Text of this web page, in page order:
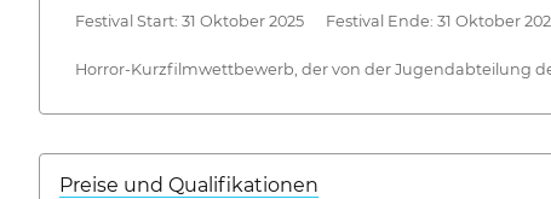
Festival Start: 31 Oktober 2025 Festival Ende: 31 Oktober
Horror-Kurzfilmwettbewerb, der von der Jugendabteilung
Preise und Qualifikationen